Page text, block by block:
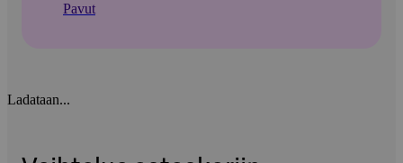
Pavut
Ladataan...